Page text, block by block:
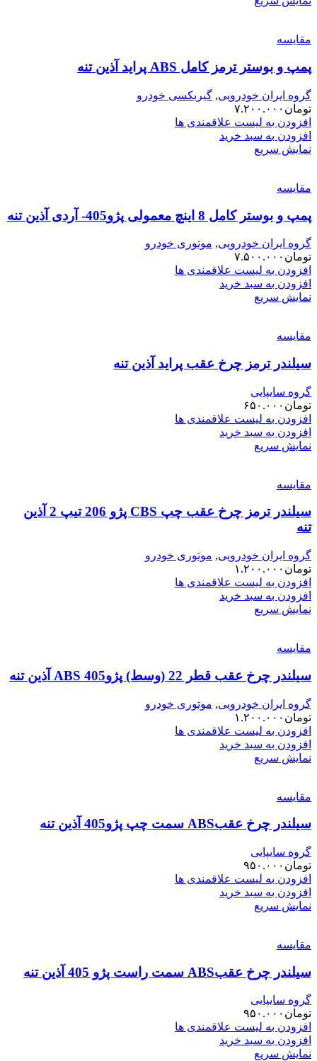
مقایسه
پمپ و بوستر ترمز کامل ABS پراید آذین تنه
گروه ایران خودرویی, گیربکسی خودرو
تومان ۷.۲۰۰.۰۰۰
افزودن به لیست علاقمندی ها
افزودن به سبد خرید
نمایش سریع
مقایسه
پمپ و بوستر کامل 8 اینچ معمولی پژو405- آردی آذین تنه
گروه ایران خودرویی, موتوری خودرو
تومان ۷.۵۰۰.۰۰۰
افزودن به لیست علاقمندی ها
افزودن به سبد خرید
نمایش سریع
مقایسه
سیلندر ترمز چرخ عقب پراید آذین تنه
گروه سایپایی
تومان ۶۵۰.۰۰۰
افزودن به لیست علاقمندی ها
افزودن به سبد خرید
نمایش سریع
مقایسه
سیلندر ترمز چرخ عقب چپ CBS پژو 206 تیپ 2 آذین
تنه
گروه ایران خودرویی, موتوری خودرو
تومان ۱.۲۰۰.۰۰۰
افزودن به لیست علاقمندی ها
افزودن به سبد خرید
نمایش سریع
مقایسه
سیلندر چرخ عقب قطر 22 (وسط) پژو405 ABS آذین تنه
گروه ایران خودرویی, موتوری خودرو
تومان ۱.۲۰۰.۰۰۰
افزودن به لیست علاقمندی ها
افزودن به سبد خرید
نمایش سریع
مقایسه
سیلندر چرخ عقبABS سمت چپ پژو405 آذین تنه
گروه سایپایی
تومان ۹۵۰.۰۰۰
افزودن به لیست علاقمندی ها
افزودن به سبد خرید
نمایش سریع
مقایسه
سیلندر چرخ عقبABS سمت راست پژو 405 آذین تنه
گروه سایپایی
تومان ۹۵۰.۰۰۰
افزودن به لیست علاقمندی ها
افزودن به سبد خرید
نمایش سریع